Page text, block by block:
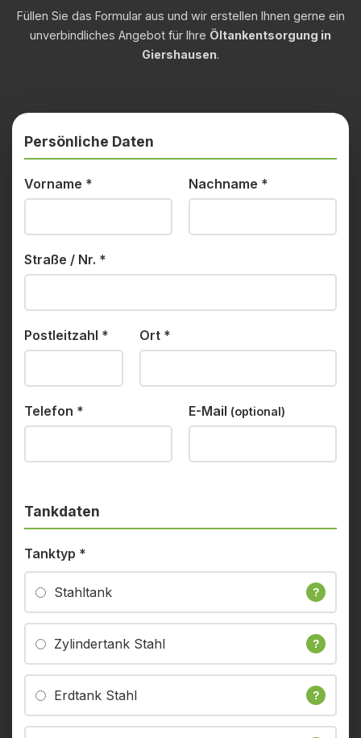
Füllen Sie das Formular aus und wir erstellen Ihnen gerne ein
unverbindliches Angebot für Ihre Öltankentsorgung in
Giershausen.
Persönliche Daten
Vorname * Nachname *
Straße / Nr. *
Postleitzahl * Ort *
Telefon * E-Mail (optional)
Tankdaten
Tanktyp *
Stahltank ?
Zylindertank Stahl ?
Erdtank Stahl ?